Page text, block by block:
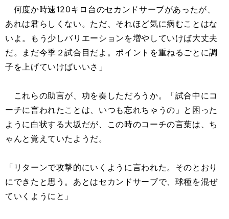
何度か時速120キロ台のセカンドサーブがあったが、
あれは君らしくない。ただ、それほど気に病むことはな
いよ。もう少しバリエーションを増やしていけば大丈夫
だ。まだ今季２試合目だよ。ポイントを重ねるごとに調
子を上げていけばいいさ」
これらの助言が、功を奏しただろうか。「試合中にコ
ーチに言われたことは、いつも忘れちゃうの」と困った
ように白状する大坂だが、この時のコーチの言葉は、ち
ゃんと覚えていたようだ。
「リターンで攻撃的にいくように言われた。そのとおり
にできたと思う。あとはセカンドサーブで、球種を混ぜ
ていくようにと」